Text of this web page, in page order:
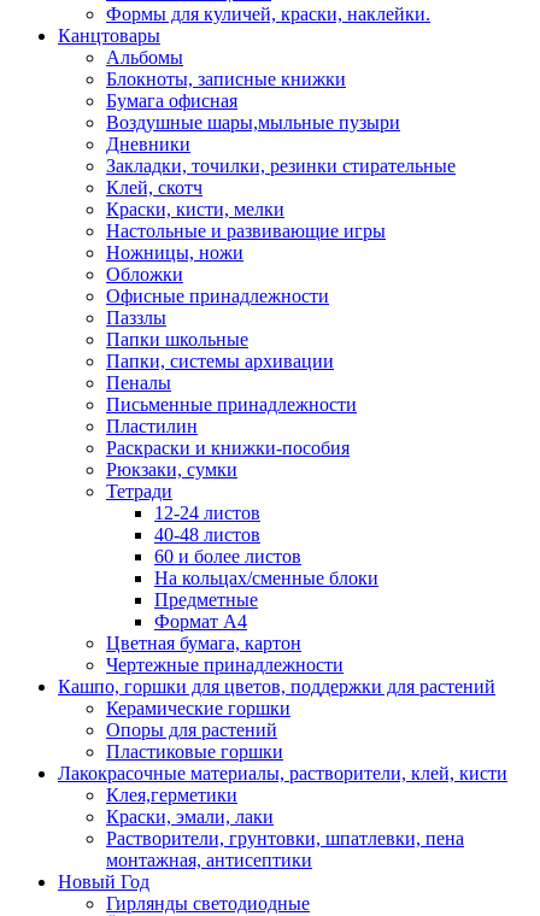
Формы для куличей, краски, наклейки.
Канцтовары
Альбомы
Блокноты, записные книжки
Бумага офисная
Воздушные шары,мыльные пузыри
Дневники
Закладки, точилки, резинки стирательные
Клей, скотч
Краски, кисти, мелки
Настольные и развивающие игры
Ножницы, ножи
Обложки
Офисные принадлежности
Паззлы
Папки школьные
Папки, системы архивации
Пеналы
Письменные принадлежности
Пластилин
Раскраски и книжки-пособия
Рюкзаки, сумки
Тетради
12-24 листов
40-48 листов
60 и более листов
На кольцах/сменные блоки
Предметные
Формат А4
Цветная бумага, картон
Чертежные принадлежности
Кашпо, горшки для цветов, поддержки для растений
Керамические горшки
Опоры для растений
Пластиковые горшки
Лакокрасочные материалы, растворители, клей, кисти
Клея,герметики
Краски, эмали, лаки
Растворители, грунтовки, шпатлевки, пена
монтажная, антисептики
Новый Год
Гирлянды светодиодные